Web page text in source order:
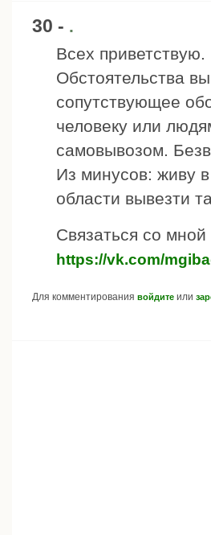
30 - .
Всех приветствую.
Обстоятельства
сопутствующее
человеку или
самовывозом.
Из минусов: живу
области вывезти
Связаться со
https://vk.com/
Для комментирования войдите или